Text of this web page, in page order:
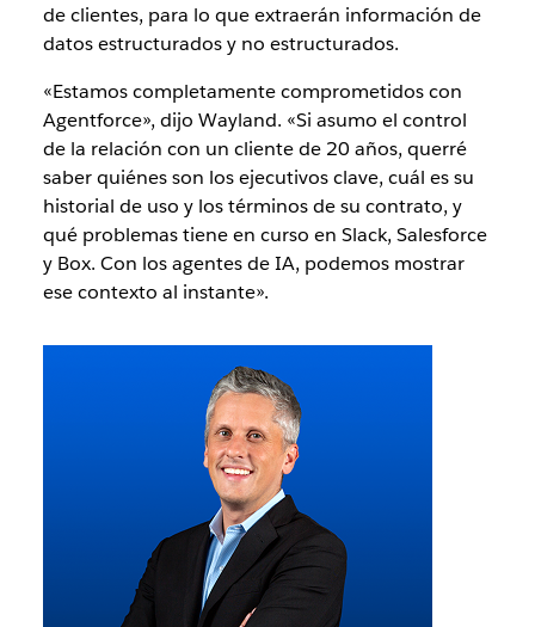
de clientes, para lo que extraerán información de
datos estructurados y no estructurados.
«Estamos completamente comprometidos con
Agentforce», dijo Wayland. «Si asumo el control
de la relación con un cliente de 20 años, querré
saber quiénes son los ejecutivos clave, cuál es su
historial de uso y los términos de su contrato, y
qué problemas tiene en curso en Slack, Salesforce
y Box. Con los agentes de IA, podemos mostrar
ese contexto al instante».